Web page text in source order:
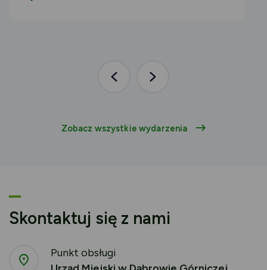
PoprzedniaNastępna
Zobacz wszystkie wydarzenia
Skontaktuj się z nami
Punkt obsługi